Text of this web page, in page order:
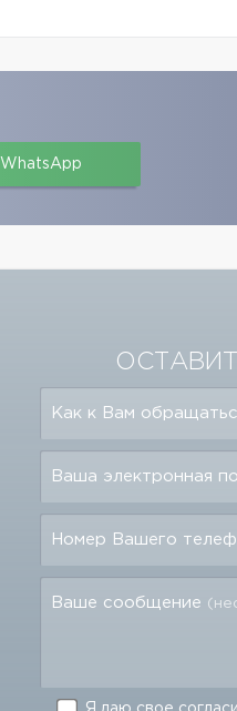
WhatsApp
Как к Вам
Ваша электронная
Номер Вашего
Ваше сообщение